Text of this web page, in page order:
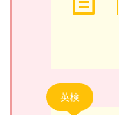
英検